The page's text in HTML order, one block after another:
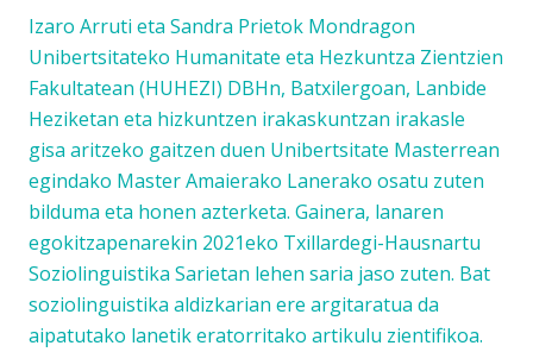
Izaro Arruti eta Sandra Prietok Mondragon
Unibertsitateko Humanitate eta Hezkuntza Zientzien
Fakultatean (HUHEZI) DBHn, Batxilergoan, Lanbide
Heziketan eta hizkuntzen irakaskuntzan irakasle
gisa aritzeko gaitzen duen Unibertsitate Masterrean
egindako Master Amaierako Lanerako osatu zuten
bilduma eta honen azterketa. Gainera, lanaren
egokitzapenarekin 2021eko Txillardegi-Hausnartu
Soziolinguistika Sarietan lehen saria jaso zuten. Bat
soziolinguistika aldizkarian ere argitaratua da
aipatutako lanetik eratorritako artikulu zientifikoa.